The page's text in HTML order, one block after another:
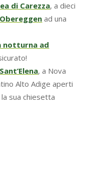
di Carezza, a dieci
Obereggen ad una
notturna ad
, a Nova
Alto Adige aperti
sua chiesetta